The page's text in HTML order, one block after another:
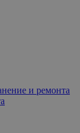
и ремонта